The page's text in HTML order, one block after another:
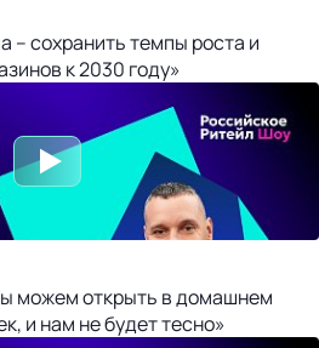
– сохранить темпы роста и
к 2030 году»
можем открыть в домашнем
и нам не будет тесно»